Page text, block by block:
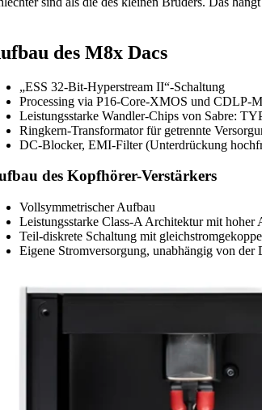
des M8x Dacs
„ESS 32-Bit-Hyperstream II“-Schaltung
Processing via P16-Core-XMOS und CDLP-
Leistungsstarke Wandler-Chips von Sabre:
Ringkern-Transformator für getrennte
DC-Blocker, EMI-Filter (Unterdrückung
des Kopfhörer-Verstärkers
Vollsymmetrischer Aufbau
Leistungsstarke Class-A Architektur mit hoher
Teil-diskrete Schaltung mit
Eigene Stromversorgung, unabhängig von